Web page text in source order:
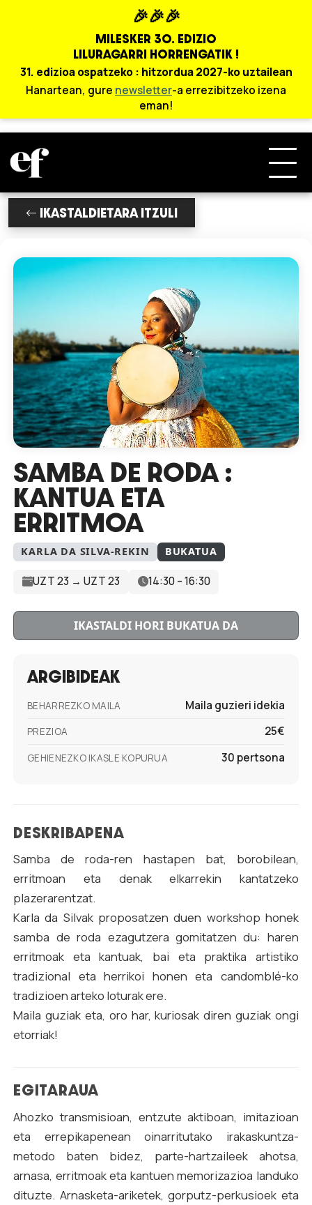
🎉🎉🎉
MILESKER 30. EDIZIO
LILURAGARRI HORRENGATIK !
31. edizioa ospatzeko : hitzordua 2027-ko uztailean
Hanartean, gure newsletter-a errezibitzeko izena
eman!
IKASTALDIETARA ITZULI
SAMBA DE RODA :
KANTUA ETA
ERRITMOA
KARLA DA SILVA-REKIN BUKATUA
UZT 23 → UZT 23 14:30 – 16:30
IKASTALDI HORI BUKATUA DA
ARGIBIDEAK
BEHARREZKO MAILA Maila guzieri idekia
PREZIOA 25€
GEHIENEZKO IKASLE KOPURUA 30 pertsona
DESKRIBAPENA
Samba de roda-ren hastapen bat, borobilean,
erritmoan eta denak elkarrekin kantatzeko
plazerarentzat.
Karla da Silvak proposatzen duen workshop honek
samba de roda ezagutzera gomitatzen du: haren
erritmoak eta kantuak, bai eta praktika artistiko
tradizional eta herrikoi honen eta candomblé-ko
tradizioen arteko loturak ere.
Maila guziak eta, oro har, kuriosak diren guziak ongi
etorriak!
EGITARAUA
Ahozko transmisioan, entzute aktiboan, imitazioan
eta errepikapenean oinarritutako irakaskuntza-
metodo baten bidez, parte-hartzaileek ahotsa,
arnasa, erritmoak eta kantuen memorizazioa landuko
dituzte. Arnasketa-ariketek, gorputz-perkusioek eta